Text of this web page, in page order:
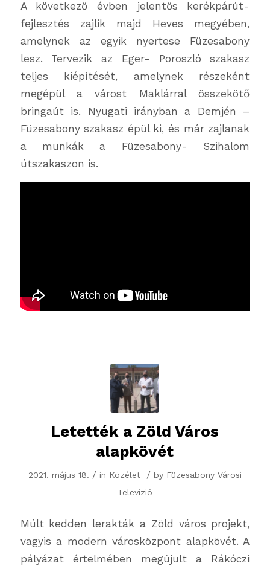
A következő évben jelentős kerékpárút-
fejlesztés zajlik majd Heves megyében,
amelynek az egyik nyertese Füzesabony
lesz. Tervezik az Eger- Poroszló szakasz
teljes kiépítését, amelynek részeként
megépül a várost Maklárral összekötő
bringaút is. Nyugati irányban a Demjén –
Füzesabony szakasz épül ki, és már zajlanak
a munkák a Füzesabony- Szihalom
útszakaszon is.
Letették a Zöld Város
alapkövét
2021. május 18. / in Közélet / by Füzesabony Városi
Televízió
Múlt kedden lerakták a Zöld város projekt,
vagyis a modern városközpont alapkövét. A
pályázat értelmében megújult a Rákóczi